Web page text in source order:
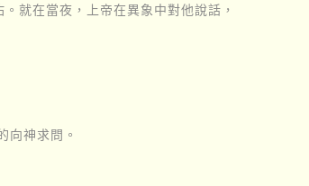
就在當夜，上帝在異象中對他說話，
向神求問。